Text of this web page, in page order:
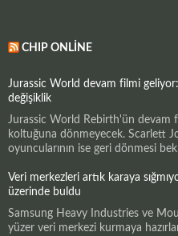
CHIP ONLINE
Jurassic World devam filmi
değişiklik
Jurassic World Rebirth'ün devam
koltuğuna dönmeyecek. Scarlett
oyuncularının ise geri dönmesi
Veri merkezleri artık karaya
üzerinde buldu
Samsung Heavy Industries ve
yüzer veri merkezi kurmaya